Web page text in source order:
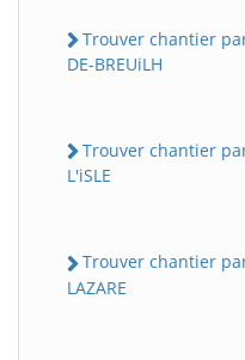
Trouver chantier
DE-BREUiLH
Trouver chantier
L'iSLE
Trouver chantier
LAZARE